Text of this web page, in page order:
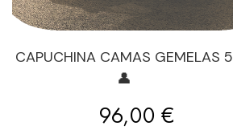
CAPUCHINA CAMAS GEMELAS 5
👤
Precio
96,00 €